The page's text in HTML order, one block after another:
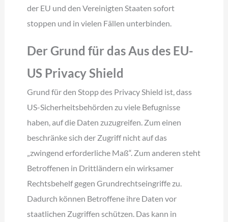
der EU und den Vereinigten Staaten sofort
stoppen und in vielen Fällen unterbinden.
Der Grund für das Aus des EU-
US Privacy Shield
Grund für den Stopp des Privacy Shield ist, dass
US-Sicherheitsbehörden zu viele Befugnisse
haben, auf die Daten zuzugreifen. Zum einen
beschränke sich der Zugriff nicht auf das
„zwingend erforderliche Maß“. Zum anderen steht
Betroffenen in Drittländern ein wirksamer
Rechtsbehelf gegen Grundrechtseingriffe zu.
Dadurch können Betroffene ihre Daten vor
staatlichen Zugriffen schützen. Das kann in